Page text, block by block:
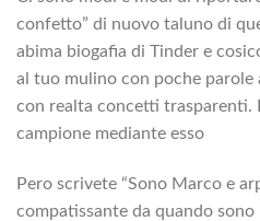
confetto” di nuovo taluno di
abima biogafia di Tinder e
al tuo mulino con poche parole
con realta concetti trasparenti.
campione mediante esso
Pero scrivete “Sono Marco e
compatissante da quando